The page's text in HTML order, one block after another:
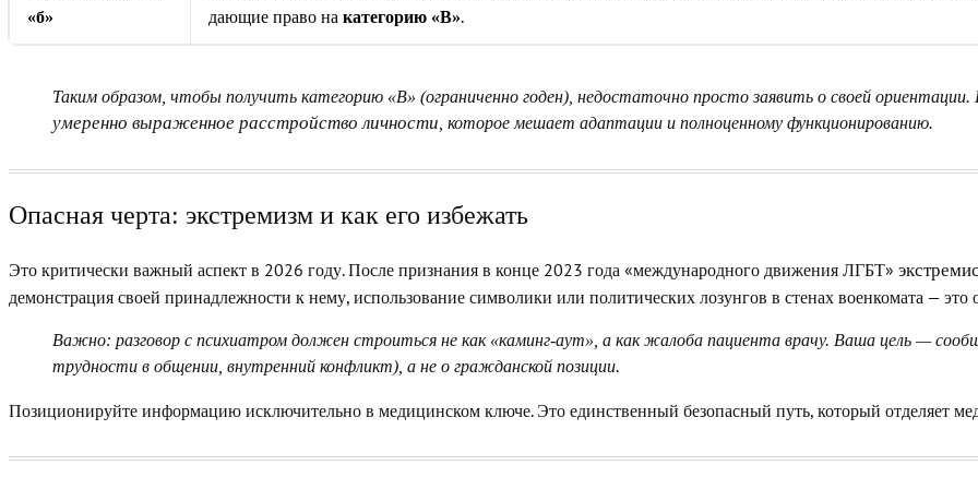
«б»
дающие право на категорию «В».
Таким образом, чтобы получить категорию «В» (ограниченно годен), недостаточно просто заявить о своей
умеренно выраженное расстройство личности , которое мешает адаптации и полноценному функционированию.
Опасная черта: экстремизм и как его избежать
Это критически важный аспект в 2026 году. После признания в конце 2023 года «международного движения ЛГБТ»
демонстрация своей принадлежности к нему, использование символики или политических лозунгов в стенах военкомата —
Важно: разговор с психиатром должен строиться не как «каминг-аут», а как жалоба пациента врачу. Ваша цель —
трудности в общении, внутренний конфликт), а не о гражданской позиции.
Позиционируйте информацию исключительно в медицинском ключе. Это единственный безопасный путь, который отделяет